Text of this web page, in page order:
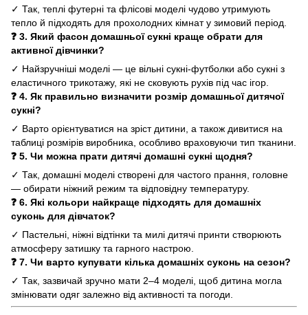
✓ Так, теплі футерні та флісові моделі чудово утримують
тепло й підходять для прохолодних кімнат у зимовий період.
❓ 3. Який фасон домашньої сукні краще обрати для
активної дівчинки?
✓ Найзручніші моделі — це вільні сукні-футболки або сукні з
еластичного трикотажу, які не сковують рухів під час ігор.
❓ 4. Як правильно визначити розмір домашньої дитячої
сукні?
✓ Варто орієнтуватися на зріст дитини, а також дивитися на
таблиці розмірів виробника, особливо враховуючи тип тканини.
❓ 5. Чи можна прати дитячі домашні сукні щодня?
✓ Так, домашні моделі створені для частого прання, головне
— обирати ніжний режим та відповідну температуру.
❓ 6. Які кольори найкраще підходять для домашніх
суконь для дівчаток?
✓ Пастельні, ніжні відтінки та милі дитячі принти створюють
атмосферу затишку та гарного настрою.
❓ 7. Чи варто купувати кілька домашніх суконь на сезон?
✓ Так, зазвичай зручно мати 2–4 моделі, щоб дитина могла
змінювати одяг залежно від активності та погоди.